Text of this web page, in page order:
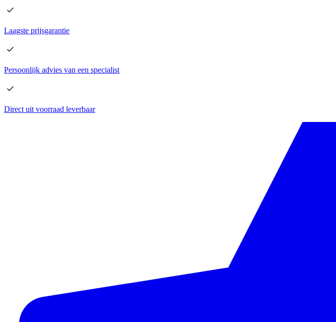
Laagste prijsgarantie
Persoonlijk advies van een specialist
Direct uit voorraad leverbaar